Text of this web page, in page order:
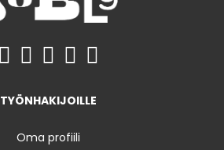
TYÖNHAKIJOILLE
Oma profiili